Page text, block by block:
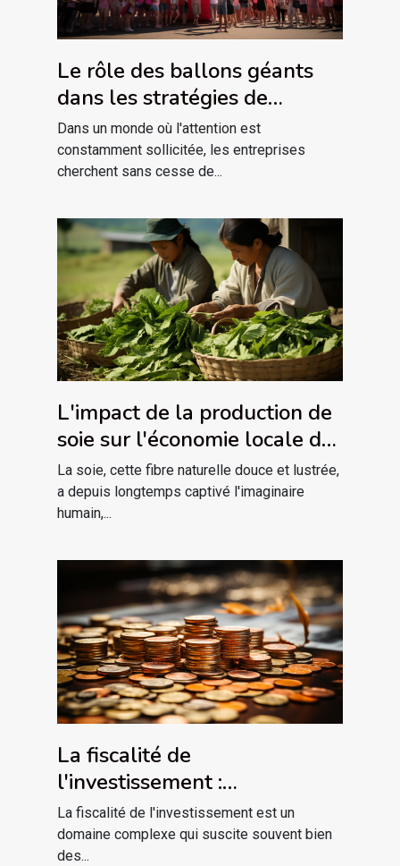
Le rôle des ballons géants
dans les stratégies de
marketing événementiel
Dans un monde où l'attention est
constamment sollicitée, les entreprises
cherchent sans cesse de...
L'impact de la production de
soie sur l'économie locale des
pays producteurs
La soie, cette fibre naturelle douce et lustrée,
a depuis longtemps captivé l'imaginaire
humain,...
La fiscalité de
l'investissement :
comprendre pour mieux
optimiser
La fiscalité de l'investissement est un
domaine complexe qui suscite souvent bien
des...